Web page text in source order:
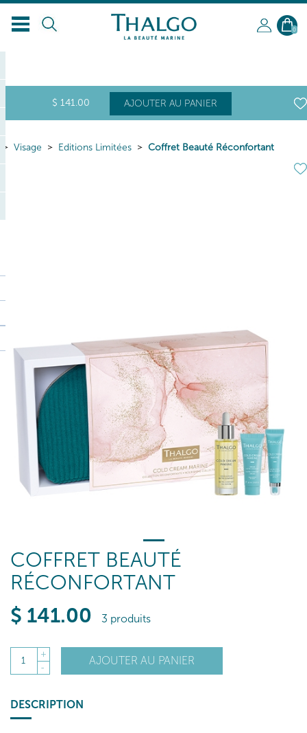
FR
0
$ 141.00 AJOUTER AU PANIER
Visage Editions Limitées Coffret Beauté Réconfortant
COFFRET BEAUTÉ
RÉCONFORTANT
$ 141.00 3 produits
1
+
-
AJOUTER AU PANIER
DESCRIPTION